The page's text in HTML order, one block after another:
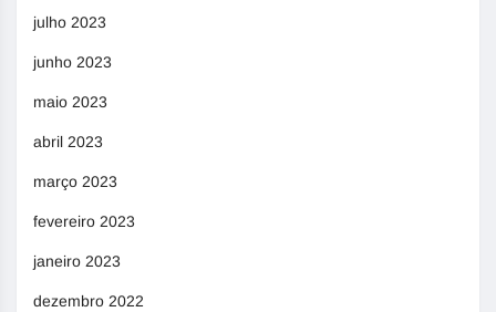
julho 2023
junho 2023
maio 2023
abril 2023
março 2023
fevereiro 2023
janeiro 2023
dezembro 2022